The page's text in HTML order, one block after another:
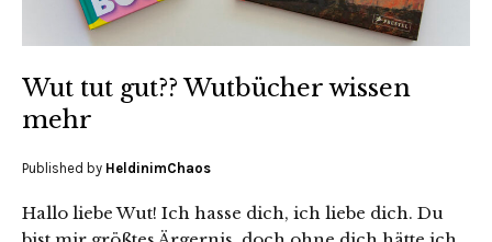
Wut tut gut?? Wutbücher wissen
mehr
Published by HeldinimChaos
Hallo liebe Wut! Ich hasse dich, ich liebe dich. Du